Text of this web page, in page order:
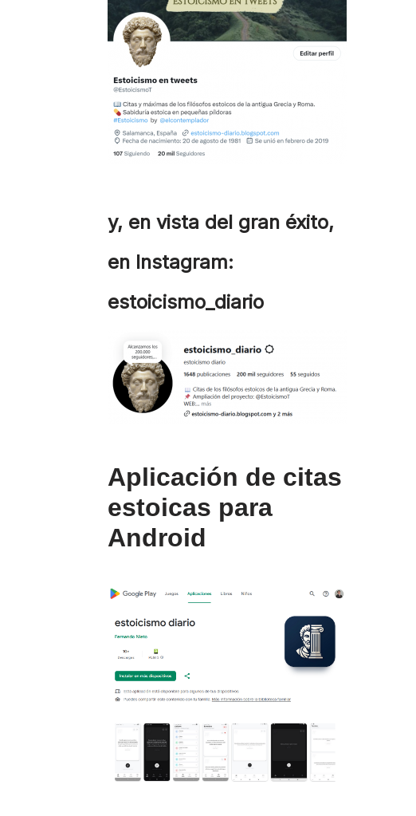
y, en vista del gran éxito,
en Instagram:
estoicismo_diario
Aplicación de citas
estoicas para
Android